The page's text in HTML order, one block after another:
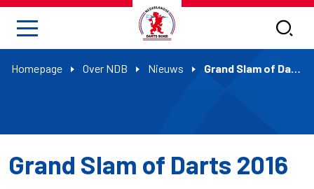
Homepage Over NDB Nieuws Grand Slam of Darts 2016
Grand Slam of Darts 2016